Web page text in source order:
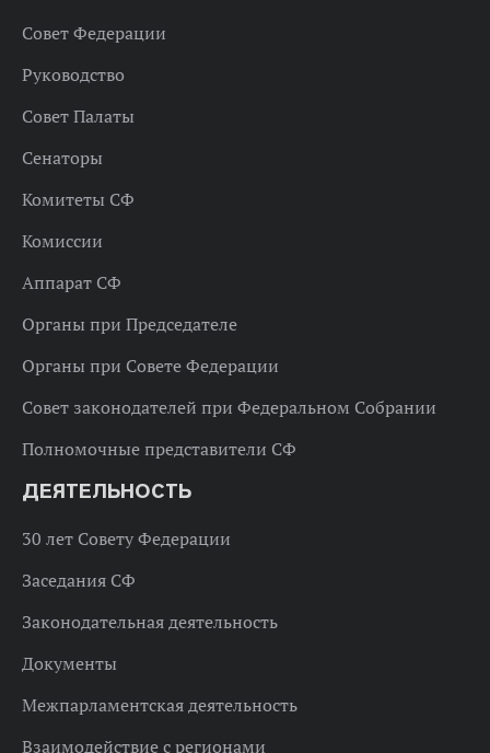
Совет Федерации
Руководство
Совет Палаты
Сенаторы
Комитеты СФ
Комиссии
Аппарат СФ
Органы при Председателе
Органы при Совете Федерации
Совет законодателей при Федеральном Собрании
Полномочные представители СФ
ДЕЯТЕЛЬНОСТЬ
30 лет Совету Федерации
Заседания СФ
Законодательная деятельность
Документы
Межпарламентская деятельность
Взаимодействие с регионами